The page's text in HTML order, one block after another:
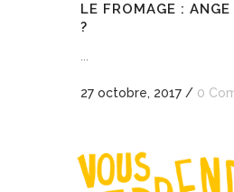
LE FROMAGE :
?
27 octobre, 2017 / 0